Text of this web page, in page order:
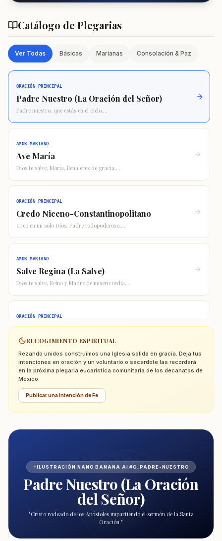
Catálogo de Plegarias
Ver Todas Básicas Marianas Consolación & Paz
ORACIÓN PRINCIPAL
Padre Nuestro (La Oración del Señor)
Padre nuestro, que estás en el cielo,...
AMOR MARIANO
Ave María
Dios te salve, María, llena eres de gracia,...
ORACIÓN PRINCIPAL
Credo Niceno-Constantinopolitano
Creo en un solo Dios, Padre todopoderoso,...
AMOR MARIANO
Salve Regina (La Salve)
Dios te salve, Reina y Madre de misericordia,...
ORACIÓN PRINCIPAL
Gloria al Padre (Doxología)
Gloria al Padre,...
SANACIÓN Y CALMA
Acto de Contrición
Señor mío Jesucristo, Dios y Hombre verdadero,
RECOGIMIENTO ESPIRITUAL
Rezando unidos construimos una Iglesia sólida en gracia. Deja tus
intenciones en oración y un voluntario o sacerdote las recordará
en la próxima plegaria eucarística comunitaria de los decanatos de
México.
Publicar una Intención de Fe
ILUSTRACIÓN NANO BANANA AI #O_PADRE-NUESTRO
Padre Nuestro (La Oración
del Señor)
"Cristo rodeado de los Apóstoles impartiendo el sermón de la Santa
Oración."